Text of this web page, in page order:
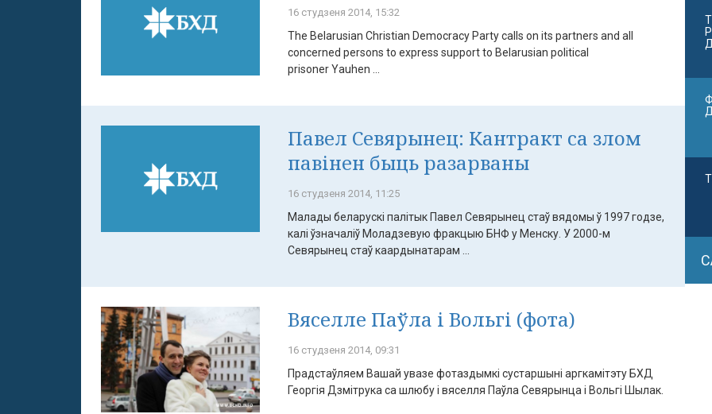
16 студзеня 2014, 15:32
The Belarusian Christian Democracy Party calls on its partners and all
concerned persons to express support to Belarusian political
prisoner Yauhen ...
Павел Севярынец: Кантракт са злом
павінен быць разарваны
16 студзеня 2014, 11:25
Малады беларускі палітык Павел Севярынец стаў вядомы ў 1997 годзе,
калі ўзначаліў Моладзевую фракцыю БНФ у Менску. У 2000-м
Севярынец стаў каардынатарам ...
Вяселле Паўла і Вольгі (фота)
16 студзеня 2014, 09:31
Прадстаўляем Вашай увазе фотаздымкі сустаршыні аргкамітэту БХД
Георгія Дзмітрука са шлюбу і вяселля Паўла Севярынца і Вольгі Шылак.